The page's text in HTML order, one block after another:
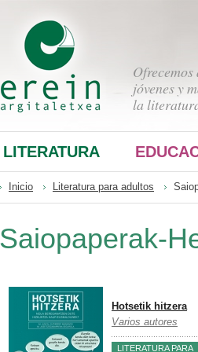
jóvenes y
la
LITERATURA
Inicio Literatura para adultos
Saiopaperak-
Hotsetik hitzera
Varios autores
LITERATURA PARA